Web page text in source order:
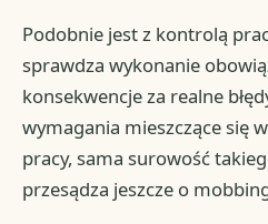
Podobnie jest z kontrolą
sprawdza wykonanie
konsekwencje za realne
wymagania mieszczące się
pracy, sama surowość
przesądza jeszcze o